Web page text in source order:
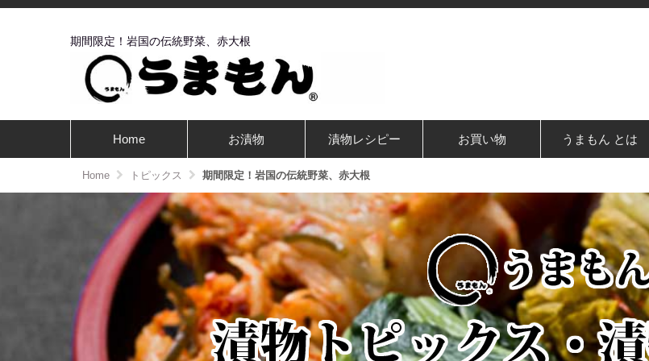
期間限定！岩国の伝統野菜、赤大根
Home お漬物 漬物レシピー お買い物 うまもん とは
Home トピックス 期間限定！岩国の伝統野菜、赤大根